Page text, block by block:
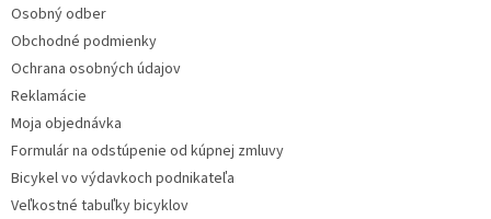
Osobný odber
Obchodné podmienky
Ochrana osobných údajov
Reklamácie
Moja objednávka
Formulár na odstúpenie od kúpnej zmluvy
Bicykel vo výdavkoch podnikateľa
Veľkostné tabuľky bicyklov